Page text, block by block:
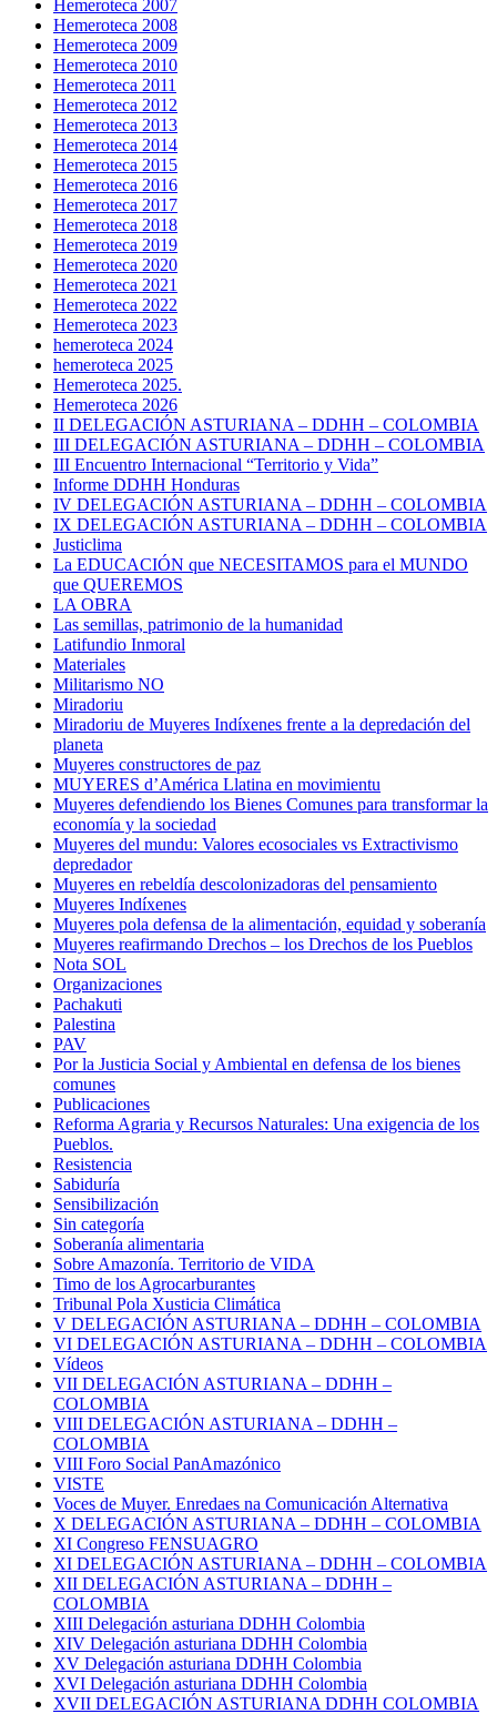
Hemeroteca 2007
Hemeroteca 2008
Hemeroteca 2009
Hemeroteca 2010
Hemeroteca 2011
Hemeroteca 2012
Hemeroteca 2013
Hemeroteca 2014
Hemeroteca 2015
Hemeroteca 2016
Hemeroteca 2017
Hemeroteca 2018
Hemeroteca 2019
Hemeroteca 2020
Hemeroteca 2021
Hemeroteca 2022
Hemeroteca 2023
hemeroteca 2024
hemeroteca 2025
Hemeroteca 2025.
Hemeroteca 2026
II DELEGACIÓN ASTURIANA – DDHH – COLOMBIA
III DELEGACIÓN ASTURIANA – DDHH – COLOMBIA
III Encuentro Internacional “Territorio y Vida”
Informe DDHH Honduras
IV DELEGACIÓN ASTURIANA – DDHH – COLOMBIA
IX DELEGACIÓN ASTURIANA – DDHH – COLOMBIA
Justiclima
La EDUCACIÓN que NECESITAMOS para el MUNDO
que QUEREMOS
LA OBRA
Las semillas, patrimonio de la humanidad
Latifundio Inmoral
Materiales
Militarismo NO
Miradoriu
Miradoriu de Muyeres Indíxenes frente a la depredación del
planeta
Muyeres constructores de paz
MUYERES d’América Llatina en movimientu
Muyeres defendiendo los Bienes Comunes para transformar la
economía y la sociedad
Muyeres del mundu: Valores ecosociales vs Extractivismo
depredador
Muyeres en rebeldía descolonizadoras del pensamiento
Muyeres Indíxenes
Muyeres pola defensa de la alimentación, equidad y soberanía
Muyeres reafirmando Drechos – los Drechos de los Pueblos
Nota SOL
Organizaciones
Pachakuti
Palestina
PAV
Por la Justicia Social y Ambiental en defensa de los bienes
comunes
Publicaciones
Reforma Agraria y Recursos Naturales: Una exigencia de los
Pueblos.
Resistencia
Sabiduría
Sensibilización
Sin categoría
Soberanía alimentaria
Sobre Amazonía. Territorio de VIDA
Timo de los Agrocarburantes
Tribunal Pola Xusticia Climática
V DELEGACIÓN ASTURIANA – DDHH – COLOMBIA
VI DELEGACIÓN ASTURIANA – DDHH – COLOMBIA
Vídeos
VII DELEGACIÓN ASTURIANA – DDHH –
COLOMBIA
VIII DELEGACIÓN ASTURIANA – DDHH –
COLOMBIA
VIII Foro Social PanAmazónico
VISTE
Voces de Muyer. Enredaes na Comunicación Alternativa
X DELEGACIÓN ASTURIANA – DDHH – COLOMBIA
XI Congreso FENSUAGRO
XI DELEGACIÓN ASTURIANA – DDHH – COLOMBIA
XII DELEGACIÓN ASTURIANA – DDHH –
COLOMBIA
XIII Delegación asturiana DDHH Colombia
XIV Delegación asturiana DDHH Colombia
XV Delegación asturiana DDHH Colombia
XVI Delegación asturiana DDHH Colombia
XVII DELEGACIÓN ASTURIANA DDHH COLOMBIA